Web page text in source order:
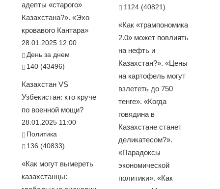
адепты «старого»
Казахстана?». «Эхо
кровавого Кантара»
28.01.2025 12:00
День за днем
140 (43496)
Казахстан VS
Узбекистан: кто круче
по военной мощи?
28.01.2025 11:00
Политика
136 (40833)
«Как могут вымереть
казахстанцы:
1124 (40821)
«Как «трампономика
2.0» может повлиять
на нефть и
Казахстан?». «Цены
на картофель могут
взлететь до 750
тенге». «Когда
говядина в
Казахстане станет
деликатесом?».
«Парадоксы
экономической
политики». «Как